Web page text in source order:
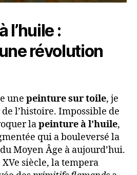
l’huile :
révolution
une peinture sur toile, je
l’histoire. Impossible de
lapeinture à l’huile,
qui a bouleversé la
Moyen Âge à aujourd’hui.
siècle, la tempera